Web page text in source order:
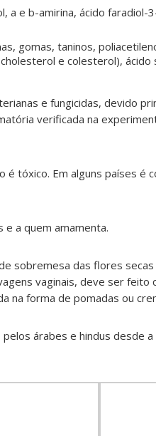
a e b-amirina, ácido faradiol-
gomas, taninos,
e colesterol), ácido
e fungicidas, devido
verificada na
é tóxico. Em alguns países é
e a quem amamenta.
sobremesa das flores secas
vaginais, deve ser feito
na forma de pomadas ou
árabes e hindus desde a